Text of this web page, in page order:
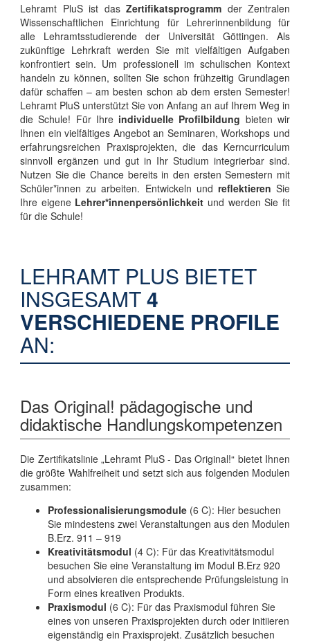
Lehramt PluS ist das Zertifikatsprogramm der Zentralen
Wissenschaftlichen Einrichtung für Lehrerinnenbildung für
alle Lehramtsstudierende der Universität Göttingen. Als
zukünftige Lehrkraft werden Sie mit vielfältigen Aufgaben
konfrontiert sein. Um professionell im schulischen Kontext
handeln zu können, sollten Sie schon frühzeitig Grundlagen
dafür schaffen – am besten schon ab dem ersten Semester!
Lehramt PluS unterstützt Sie von Anfang an auf Ihrem Weg in
die Schule! Für Ihre individuelle Profilbildung bieten wir
Ihnen ein vielfältiges Angebot an Seminaren, Workshops und
erfahrungsreichen Praxisprojekten, die das Kerncurriculum
sinnvoll ergänzen und gut in Ihr Studium integrierbar sind.
Nutzen Sie die Chance bereits in den ersten Semestern mit
Schüler*innen zu arbeiten. Entwickeln und reflektieren Sie
Ihre eigene Lehrer*innenpersönlichkeit und werden Sie fit
für die Schule!
LEHRAMT PLUS BIETET
INSGESAMT4
VERSCHIEDENE PROFILE
AN:
Das Original! pädagogische und
didaktische Handlungskompetenzen
Die Zertifikatslinie „Lehramt PluS - Das Original!“ bietet Ihnen
die größte Wahlfreiheit und setzt sich aus folgenden Modulen
zusammen:
Professionalisierungsmodule (6 C): Hier besuchen
Sie mindestens zwei Veranstaltungen aus den Modulen
B.Erz. 911 – 919
Kreativitätsmodul (4 C): Für das Kreativitätsmodul
besuchen Sie eine Veranstaltung im Modul B.Erz 920
und absolvieren die entsprechende Prüfungsleistung in
Form eines kreativen Produkts.
Praxismodul (6 C): Für das Praxismodul führen Sie
eines von unseren Praxisprojekten durch oder initiieren
eigenständig ein Praxisprojekt. Zusätzlich besuchen